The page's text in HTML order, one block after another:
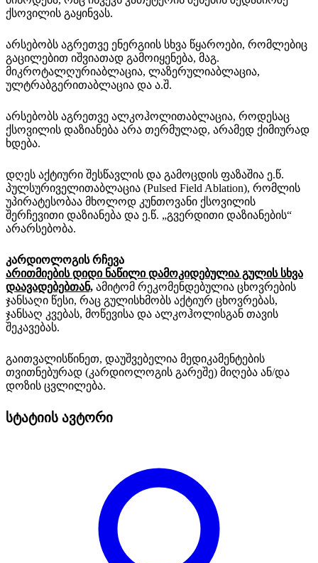
ქსოვილის გაყინვას.
არსებობს აგრეთვე ენერგიის სხვა წყაროები, რომლებიც
გაცილებით იშვიათად გამოიყენება, მაგ.
მიკროტალღურიაბლაცია, ლაზერულიაბლაცია,
ულტრაბგერითაბლაცია და ა.შ.
არსებობს აგრეთვე ალკოჰოლითაბლაცია, როდესაც
ქსოვილის დაზიანება არა თერმულად, არამედ ქიმიურად
ხდება.
დღეს აქტიური შესწავლის და გამოცდის ფაზაშია ე.წ.
პულსურიველითაბლაცია (Pulsed Field Ablation), რომლის
უპირატესობაა მხოლოდ კუნთოვანი ქსოვილის
შერჩევითი დაზიანება და ე.წ. „გვერდითი დაზიანების“
არარსებობა.
კარდიოლოგის რჩევა
არითმიების დიდი ნაწილი დამოკიდებულია გულის სხვა
დაავადებებთან, ამიტომ რეკომენდებულია ცხოვრების
ჯანსაღი წესი, რაც გულისხმობს აქტიურ ცხოვრებას,
ჯანსაღ კვებას, მოწევისა და ალკოჰოლისგან თავის
შეკავებას.
გაითვალისწინეთ, დაუშვებელია მედიკამენტების
თვითნებურად (კარდიოლოგის გარეშე) მიღება ან/და
დოზის ცვლილება.
სტატიის ავტორი